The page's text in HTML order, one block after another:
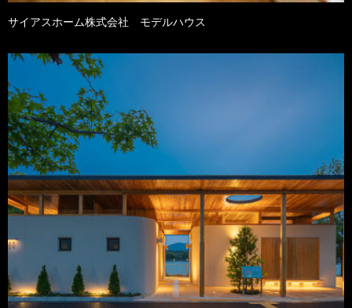
サイアスホーム株式会社 モデルハウス